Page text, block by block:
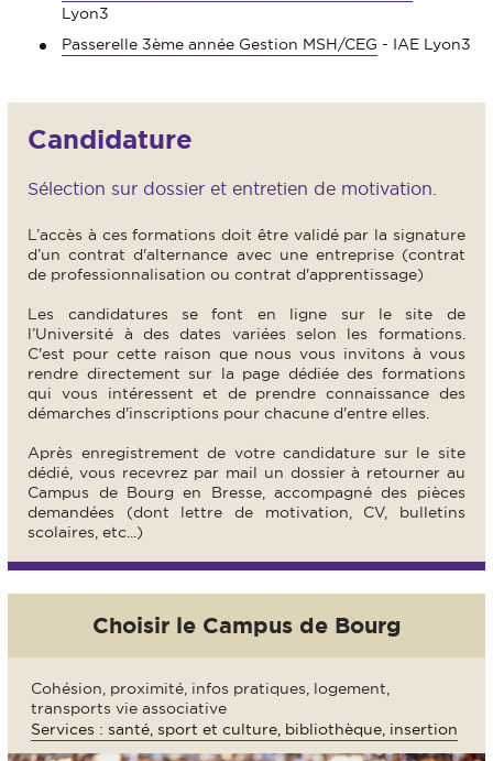
Lyon3
Passerelle 3ème année Gestion MSH/CEG - IAE Lyon3
Candidature
Sélection sur dossier et entretien de motivation.
L’accès à ces formations doit être validé par la signature
d’un contrat d'alternance avec une entreprise (contrat
de professionnalisation ou contrat d'apprentissage)
Les candidatures se font en ligne sur le site de
l’Université à des dates variées selon les formations.
C'est pour cette raison que nous vous invitons à vous
rendre directement sur la page dédiée des formations
qui vous intéressent et de prendre connaissance des
démarches d'inscriptions pour chacune d'entre elles.
Après enregistrement de votre candidature sur le site
dédié, vous recevrez par mail un dossier à retourner au
Campus de Bourg en Bresse, accompagné des pièces
demandées (dont lettre de motivation, CV, bulletins
scolaires, etc...)
Choisir le Campus de Bourg
Cohésion, proximité, infos pratiques, logement,
transports vie associative
Services : santé, sport et culture, bibliothèque, insertion